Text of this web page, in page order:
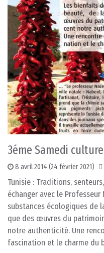
3éme Samedi
8 avril 2014 (24 février 2021)
Tunisie : Traditions,
échanger avec le Professeur
substances écologiques de
que des œuvres du
notre authenticité. Une
fascination et le charme du